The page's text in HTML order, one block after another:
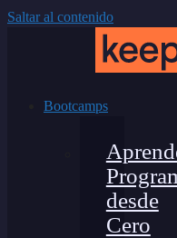
Saltar al contenido
Bootcamps
desde
Cero